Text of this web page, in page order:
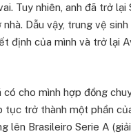
Tuy nhiên, anh đã trở lại
nhà. Dẫu vậy, trung vệ
định của mình và trở lại
có cho mình hợp đồng
tục trở thành một phần
lên Brasileiro Serie A